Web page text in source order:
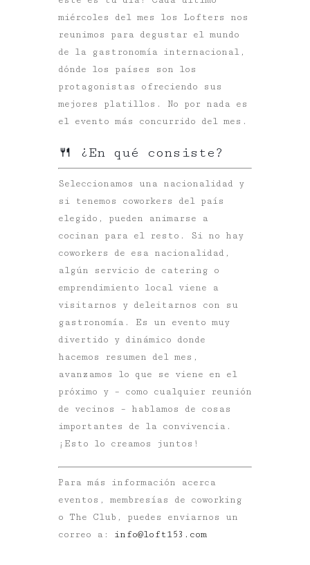
miércoles del mes los Lofters nos
reunimos para degustar el mundo
de la gastronomía internacional,
dónde los países son los
protagonistas ofreciendo sus
mejores platillos. No por nada es
el evento más concurrido del mes.
🍴 ¿En qué consiste?
Seleccionamos una nacionalidad y
si tenemos coworkers del país
elegido, pueden animarse a
cocinan para el resto. Si no hay
coworkers de esa nacionalidad,
algún servicio de catering o
emprendimiento local viene a
visitarnos y deleitarnos con su
gastronomía. Es un evento muy
divertido y dinámico donde
hacemos resumen del mes,
avanzamos lo que se viene en el
próximo y – como cualquier reunión
de vecinos – hablamos de cosas
importantes de la convivencia.
¡Esto lo creamos juntos!
Para más información acerca
eventos, membresías de coworking
o The Club, puedes enviarnos un
correo a:
info@loft153.com